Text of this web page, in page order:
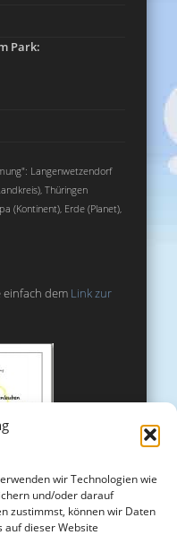
wir Technologien wie
und/oder darauf
zustimmst, können wir Daten
auf dieser Website
Park:
Langenwetzendorf
Thüringen
(Kontinent), Erde (Planet),
einfach dem Link zur